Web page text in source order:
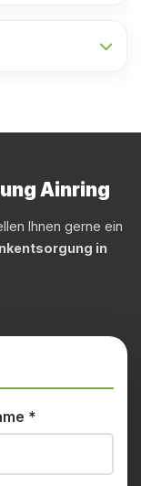
Ainring
Ihnen gerne ein
in
*